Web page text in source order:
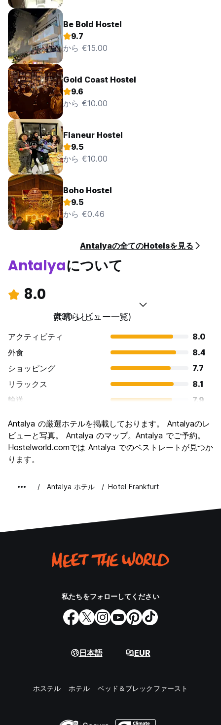
Be Bold Hostel
9.7
から €15.00
Gold Coast Hostel
9.6
から €10.00
Flaneur Hostel
9.5
から €10.00
Boho Hostel
9.5
から €0.46
Antalyaの全てのHotelsを見る
Antalyaについて
8.0
素晴らしい
(130 レビュー一覧)
アクティビティ
8.0
外食
8.4
ショッピング
7.7
リラックス
8.1
輸送
7.9
文化
8.3
ナイトライフ
7.4
コストパフォーマンス
Antalya の厳選ホテルを掲載しております。 Antalyaのレ
ビューと写真。 Antalya のマップ。Antalya でご予約。
Hostelworld.comでは Antalya でのベストレートが見つか
ります。
Antalya ホテル Hotel Frankfurt
私たちをフォローしてください
日本語 EUR
ホステル ホテル ベッド＆ブレックファースト